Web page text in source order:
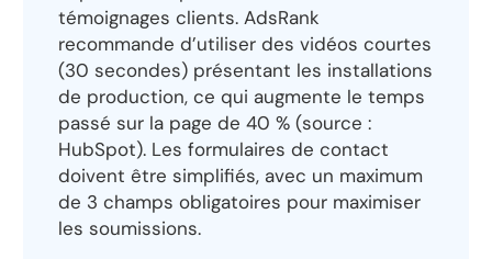
témoignages clients. AdsRank
recommande d’utiliser des vidéos courtes
(30 secondes) présentant les installations
de production, ce qui augmente le temps
passé sur la page de 40 % (source :
HubSpot). Les formulaires de contact
doivent être simplifiés, avec un maximum
de 3 champs obligatoires pour maximiser
les soumissions.